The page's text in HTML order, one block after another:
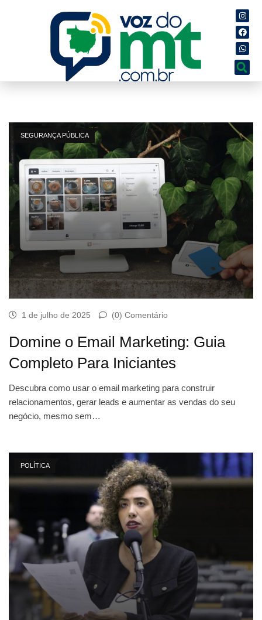
SEGURANÇA PÚBLICA
1 de julho de 2025 (0) Comentário
Domine o Email Marketing: Guia
Completo Para Iniciantes
Descubra como usar o email marketing para construir
relacionamentos, gerar leads e aumentar as vendas do seu
negócio, mesmo sem…
POLÍTICA